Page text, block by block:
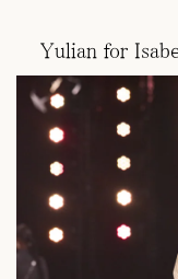
Yulian for